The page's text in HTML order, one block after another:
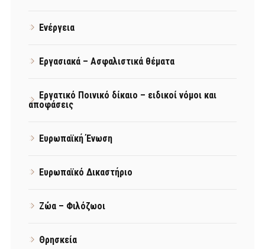
Ενέργεια
Εργασιακά – Ασφαλιστικά θέματα
Εργατικό Ποινικό δίκαιο – ειδικοί νόμοι και
αποφάσεις
Ευρωπαϊκή Ένωση
Ευρωπαϊκό Δικαστήριο
Ζώα – Φιλόζωοι
Θρησκεία